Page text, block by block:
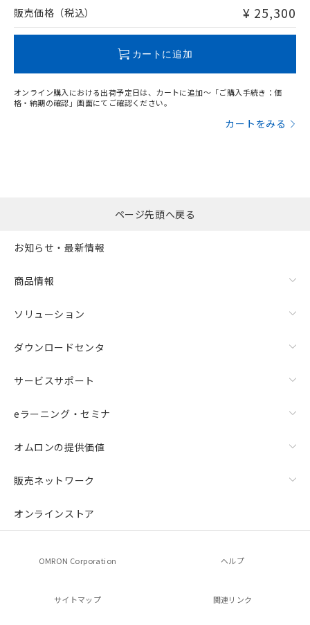
問い合わせください。
販売価格（税込） ¥ 25,300
カートに追加
オンライン購入における出荷予定日は、カートに追加～「ご購入手続き：価
格・納期の確認」画面にてご確認ください。
カートをみる
ページ先頭へ戻る
お知らせ・最新情報
商品情報
ソリューション
ダウンロードセンタ
サービスサポート
eラーニング・セミナ
オムロンの提供価値
販売ネットワーク
オンラインストア
OMRON Corporation ヘルプ
サイトマップ 関連リンク